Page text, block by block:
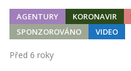
AGENTURY KORONAVIR
SPONZOROVÁNO
VIDEO
Před 6 roky